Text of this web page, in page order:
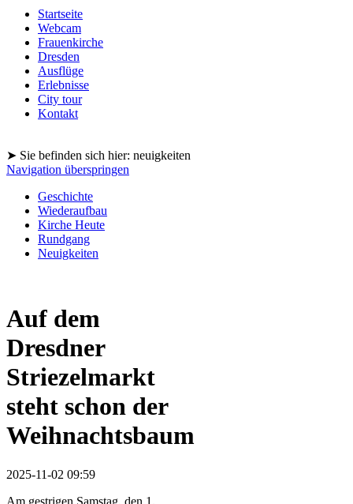
Startseite
Webcam
Frauenkirche
Dresden
Ausflüge
Erlebnisse
City tour
Kontakt
➤ Sie befinden sich hier: neuigkeiten
Navigation überspringen
Geschichte
Wiederaufbau
Kirche Heute
Rundgang
Neuigkeiten
Auf dem
Dresdner
Striezelmarkt
steht schon der
Weihnachtsbaum
2025-11-02 09:59
Am gestrigen Samstag, den 1.